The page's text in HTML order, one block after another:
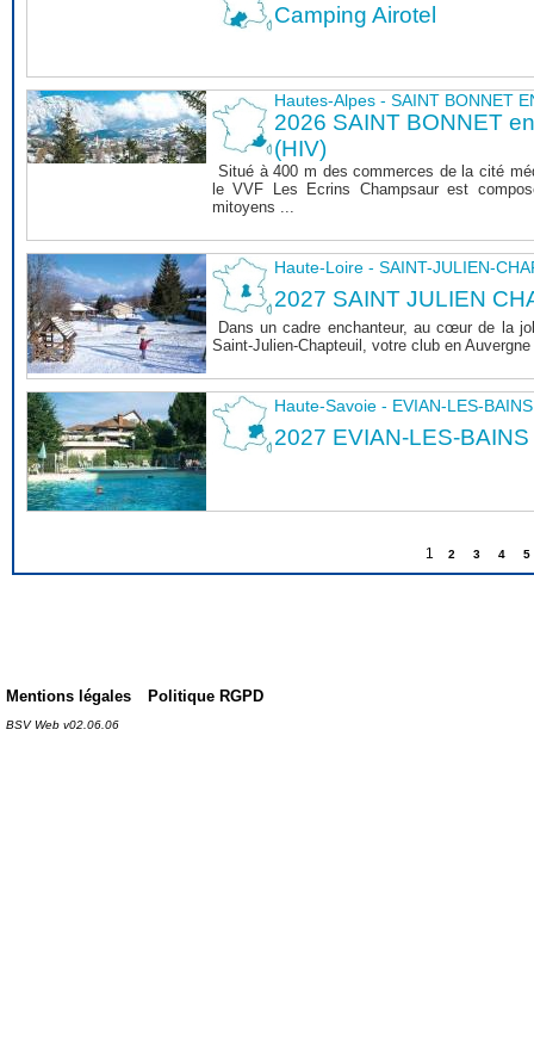
Camping Airotel
Hautes-Alpes - SAINT BONNET
2026 SAINT BONNET
(HIV)
Situé à 400 m des commerces de la cité
le VVF Les Ecrins Champsaur est
mitoyens ...
Haute-Loire - SAINT-JULIEN-
2027 SAINT JULIEN
Dans un cadre enchanteur, au cœur de la
Saint-Julien-Chapteuil, votre club en
Haute-Savoie - EVIAN-LES-BAINS
2027 EVIAN-LES-BAINS
1 2 3 4 5
Mentions légales Politique RGPD
BSV Web v02.06.06